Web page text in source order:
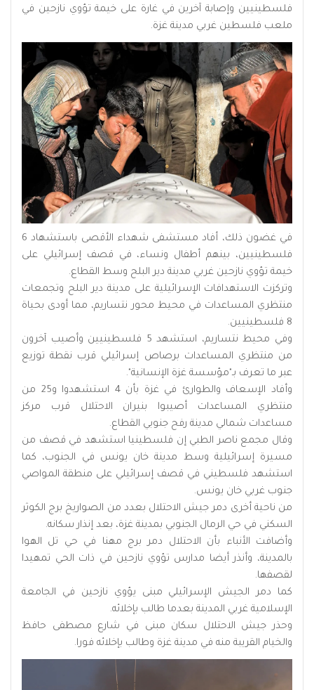
فلسطينيين وإصابة آخرين في غارة على خيمة تؤوي نازحين في
ملعب فلسطين غربي مدينة غزة.
في غضون ذلك، أفاد مستشفى شهداء الأقصى باستشهاد 6
فلسطينيين، بينهم أطفال ونساء، في قصف إسرائيلي على
خيمة تؤوي نازحين غربي مدينة دير البلح وسط القطاع.
وتركزت الاستهدافات الإسرائيلية على مدينة دير البلح وتجمعات
منتظري المساعدات في محيط محور نتساريم، مما أودى بحياة
8 فلسطينيين.
وفي محيط نتساريم، استشهد 5 فلسطينيين وأصيب آخرون
من منتظري المساعدات برصاص إسرائيلي قرب نقطة توزيع
عبر ما تعرف بـ"مؤسسة غزة الإنسانية".
وأفاد الإسعاف والطوارئ في غزة بأن 4 استشهدوا و25 من
منتظري المساعدات أصيبوا بنيران الاحتلال قرب مركز
مساعدات شمالي مدينة رفح جنوبي القطاع.
وقال مجمع ناصر الطبي إن فلسطينيا استشهد في قصف من
مسيرة إسرائيلية وسط مدينة خان يونس في الجنوب، كما
استشهد فلسطيني في قصف إسرائيلي على منطقة المواصي
جنوب غربي خان يونس.
من ناحية أخرى دمر جيش الاحتلال بعدد من الصواريخ برج الكوثر
السكني في حي الرمال الجنوبي بمدينة غزة، بعد إنذار سكانه.
وأضافت الأنباء بأن الاحتلال دمر برج مهنا في حي تل الهوا
بالمدينة، وأنذر أيضا مدارس تؤوي نازحين في ذات الحي تمهيدا
لقصفها.
كما دمر الجيش الإسرائيلي مبنى يؤوي نازحين في الجامعة
الإسلامية غربي المدينة بعدما طالب بإخلائه.
وحذر جيش الاحتلال سكان مبنى في شارع مصطفى حافظ
والخيام القريبة منه في مدينة غزة وطالب بإخلائه فورا.